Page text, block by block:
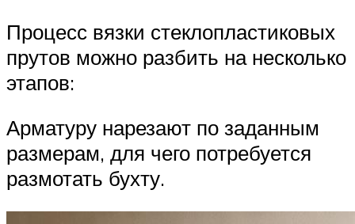
Процесс вязки стеклопластиковых
прутов можно разбить на несколько
этапов:
Арматуру нарезают по заданным
размерам, для чего потребуется
размотать бухту.